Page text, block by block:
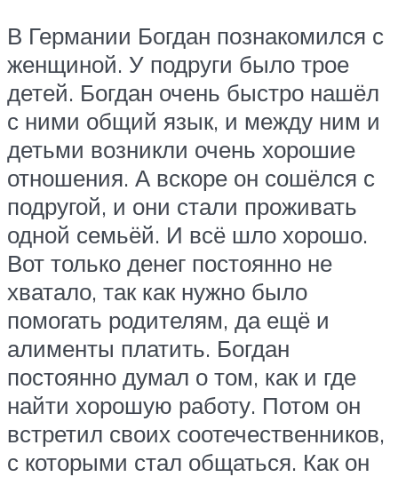
В Германии Богдан познакомился с
женщиной. У подруги было трое
детей. Богдан очень быстро нашёл
с ними общий язык, и между ним и
детьми возникли очень хорошие
отношения. А вскоре он сошёлся с
подругой, и они стали проживать
одной семьёй. И всё шло хорошо.
Вот только денег постоянно не
хватало, так как нужно было
помогать родителям, да ещё и
алименты платить. Богдан
постоянно думал о том, как и где
найти хорошую работу. Потом он
встретил своих соотечественников,
с которыми стал общаться. Как он